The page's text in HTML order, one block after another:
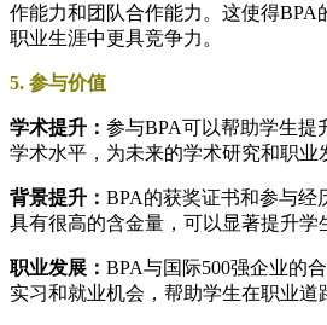
作能力和团队合作能力。这使得BPA
职业生涯中更具竞争力。
5. 参与价值
学术提升： 参与BPA可以帮助学生提
学术水平，为未来的学术研究和职业
背景提升： BPA的获奖证书和参与经
具有很高的含金量，可以显著提升学
职业发展： BPA与国际500强企业的
实习和就业机会，帮助学生在职业道